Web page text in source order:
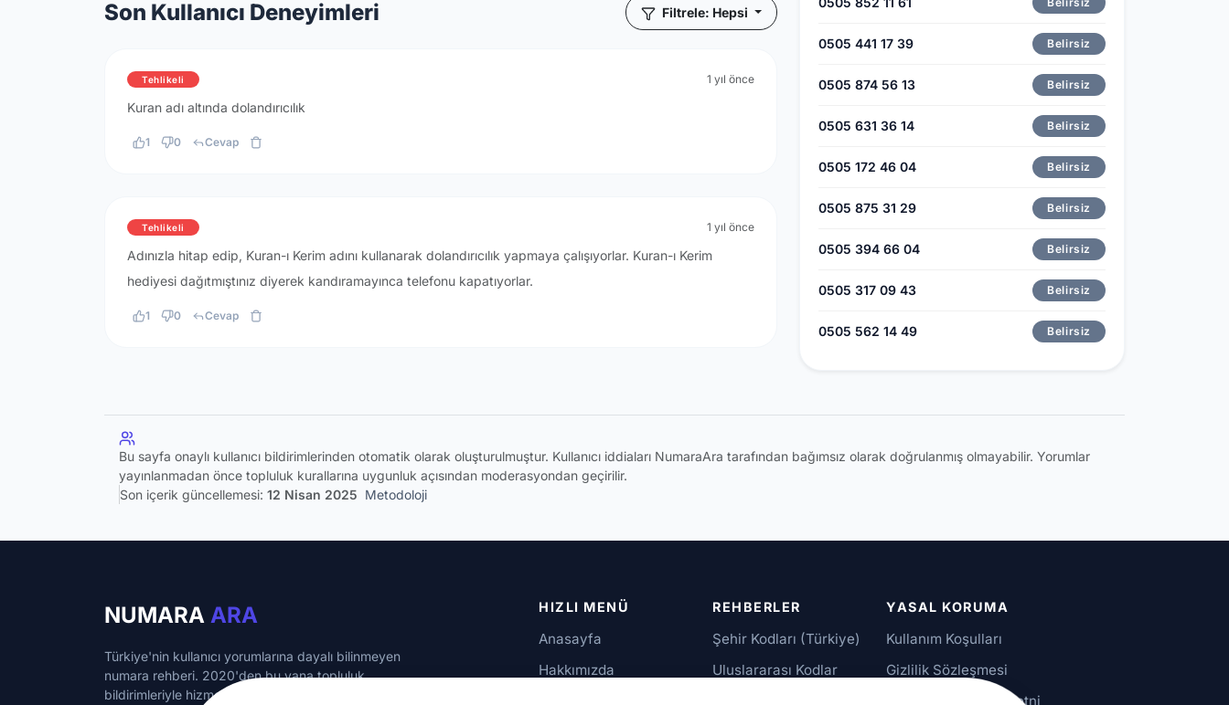
Son Kullanıcı Deneyimleri Filtrele: Hepsi
Tehlikeli 1 yıl önce
Kuran adı altında dolandırıcılık
1 0 Cevap
Tehlikeli 1 yıl önce
Adınızla hitap edip, Kuran-ı Kerim adını kullanarak dolandırıcılık yapmaya çalışıyorlar. Kuran-ı Kerim
hediyesi dağıtmıştınız diyerek kandıramayınca telefonu kapatıyorlar.
1 0 Cevap
0505 441 17 39 Belirsiz
0505 874 56 13 Belirsiz
0505 631 36 14 Belirsiz
0505 172 46 04 Belirsiz
0505 875 31 29 Belirsiz
0505 394 66 04 Belirsiz
0505 317 09 43 Belirsiz
0505 562 14 49 Belirsiz
Bu sayfa onaylı kullanıcı bildirimlerinden otomatik olarak oluşturulmuştur. Kullanıcı iddiaları NumaraAra tarafından bağımsız olarak doğrulanmış olmayabilir. Yorumlar
yayınlanmadan önce topluluk kurallarına uygunluk açısından moderasyondan geçirilir.
Son içerik güncellemesi: 12 Nisan 2025 Metodoloji
NUMARA ARA
Türkiye'nin kullanıcı yorumlarına dayalı bilinmeyen
numara rehberi. 2020'den bu yana topluluk
bildirimleriyle hizmet veriyoruz.
HIZLI MENÜ
Anasayfa
Hakkımızda
REHBERLER
Şehir Kodları (Türkiye)
Uluslararası Kodlar
YASAL KORUMA
Kullanım Koşulları
Gizlilik Sözleşmesi
KVKK Aydınlatma Metni